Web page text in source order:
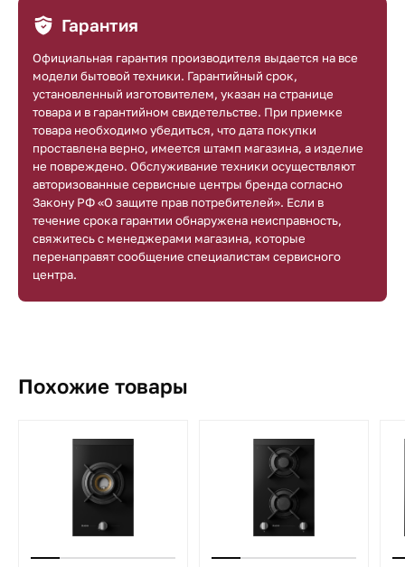
Гарантия
Официальная гарантия производителя выдается на все
модели бытовой техники. Гарантийный срок,
установленный изготовителем, указан на странице
товара и в гарантийном свидетельстве. При приемке
товара необходимо убедиться, что дата покупки
проставлена верно, имеется штамп магазина, а изделие
не повреждено. Обслуживание техники осуществляют
авторизованные сервисные центры бренда согласно
Закону РФ «О защите прав потребителей». Если в
течение срока гарантии обнаружена неисправность,
свяжитесь с менеджерами магазина, которые
перенаправят сообщение специалистам сервисного
центра.
Похожие товары